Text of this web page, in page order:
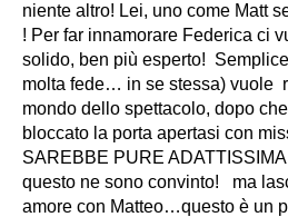
niente altro! Lei, uno come Matt
! Per far innamorare Federica ci
solido, ben più esperto!
molta fede… in se stessa) vuole
mondo dello spettacolo, dopo
bloccato la porta apertasi con
SAREBBE PURE
questo ne sono convinto! ma
amore con Matteo…questo è un